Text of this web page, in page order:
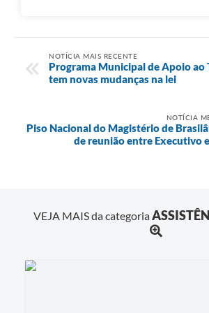
NOTÍCIA MAIS RECENTE
Programa Municipal de Apoio ao
tem novas mudanças na lei
NOTÍCIA
Piso Nacional do Magistério de
de reunião entre Executivo
VEJA MAIS da categoria